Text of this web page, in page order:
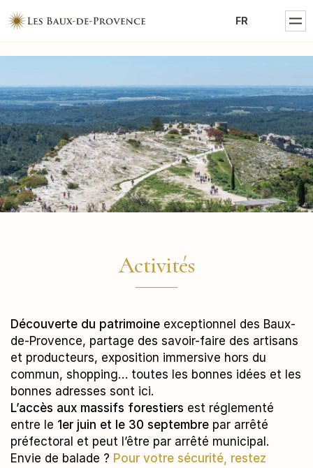
FR
POLITIQUE DE CONFIDENTIALITÉ
Activités
Découverte du patrimoine exceptionnel des Baux-
de-Provence, partage des savoir-faire des artisans
et producteurs, exposition immersive hors du
commun, shopping… toutes les bonnes idées et les
bonnes adresses sont ici.
L’accès aux massifs forestiers est réglementé
entre le 1er juin et le 30 septembre par arrêté
préfectoral et peut l’être par arrêté municipal.
Envie de balade ? Pour votre sécurité, restez